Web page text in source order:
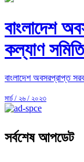
বাংলাদেশ
কল্যাণ
বাংলাদেশ অবসরপ্রাপ্ত
মার্চ / ২৬ / ২০২৩
সর্বশেষ আপডেট